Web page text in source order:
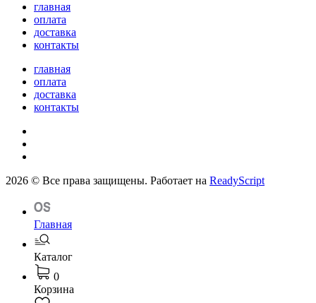
главная
оплата
доставка
контакты
главная
оплата
доставка
контакты
2026 © Все права защищены. Работает на ReadyScript
Главная
Каталог
0
Корзина